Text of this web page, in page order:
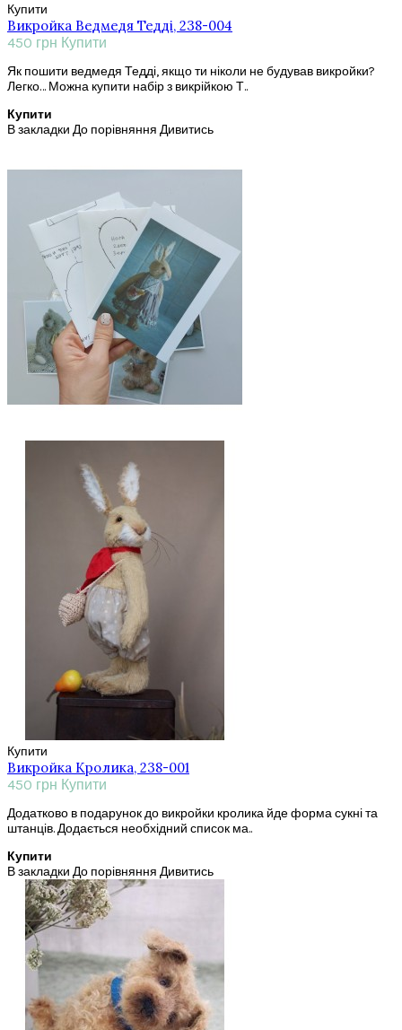
Купити
Викройка Ведмедя Тедді, 238-004
450 грн Купити
Як пошити ведмедя Тедді, якщо ти ніколи не будував викройки?
Легко… Можна купити набір з викрійкою Т..
Купити
В закладки До порівняння Дивитись
Купити
Викройка Кролика, 238-001
450 грн Купити
Додатково в подарунок до викройки кролика йде форма сукні та
штанців. Додається необхідний список ма..
Купити
В закладки До порівняння Дивитись